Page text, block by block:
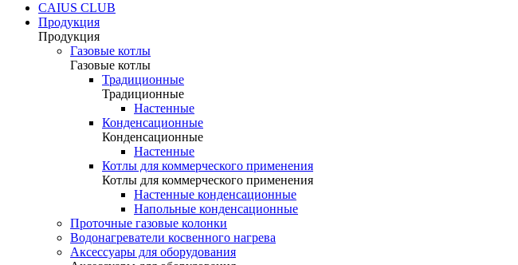
CAIUS CLUB
Продукция
Продукция
Газовые котлы
Газовые котлы
Традиционные
Традиционные
Настенные
Конденсационные
Конденсационные
Настенные
Котлы для коммерческого применения
Котлы для коммерческого применения
Настенные конденсационные
Напольные конденсационные
Проточные газовые колонки
Водонагреватели косвенного нагрева
Аксессуары для оборудования